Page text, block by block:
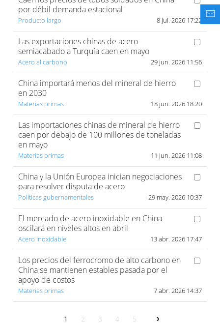
por débil demanda estacional
Producto largo 8 jul. 2026 17:22
Las exportaciones chinas de acero
semiacabado a Turquía caen en mayo
Acero al carbono 29 jun. 2026 11:56
China importará menos del mineral de hierro
en 2030
Materias primas 18 jun. 2026 18:20
Las importaciones chinas de mineral de hierro
caen por debajo de 100 millones de toneladas
en mayo
Materias primas 11 jun. 2026 11:08
China y la Unión Europea inician negociaciones
para resolver disputa de acero
Políticas gubernamentales 29 may. 2026 10:37
El mercado de acero inoxidable en China
oscilará en niveles altos en abril
Acero inoxidable 13 abr. 2026 17:47
Los precios del ferrocromo de alto carbono en
China se mantienen estables pasada por el
apoyo de costos
Materias primas 7 abr. 2026 14:37
1 2 3 4 5